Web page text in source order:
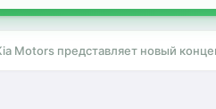
Motors представляет новый